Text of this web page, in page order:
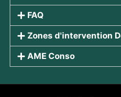
FAQ
Zones d'intervention
AME Conso